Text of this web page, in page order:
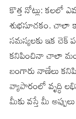
కొత్త నోట్లు: కలలో
శుభసూచకం. చాలా
సమస్యలకు ఇక చెక్
కనిపించినా చాలా
బంగారు నాణేలు
వ్యాపారంలో వృద్ధి
మీకు వస్తే మీ